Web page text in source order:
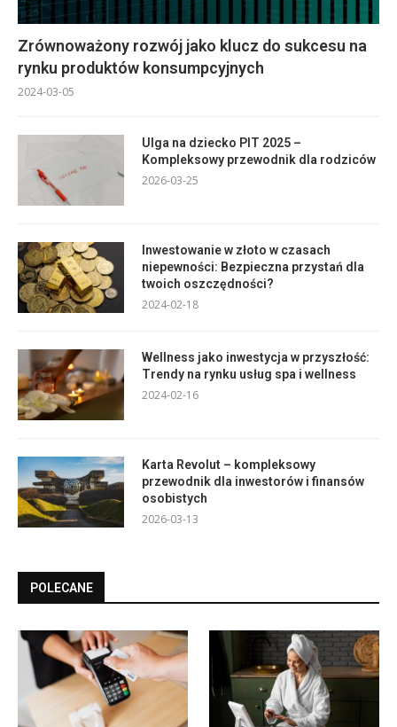
Zrównoważony rozwój jako klucz do sukcesu na
rynku produktów konsumpcyjnych
2024-03-05
Ulga na dziecko PIT 2025 –
Kompleksowy przewodnik dla rodziców
2026-03-25
Inwestowanie w złoto w czasach
niepewności: Bezpieczna przystań dla
twoich oszczędności?
2024-02-18
Wellness jako inwestycja w przyszłość:
Trendy na rynku usług spa i wellness
2024-02-16
Karta Revolut – kompleksowy
przewodnik dla inwestorów i finansów
osobistych
2026-03-13
POLECANE